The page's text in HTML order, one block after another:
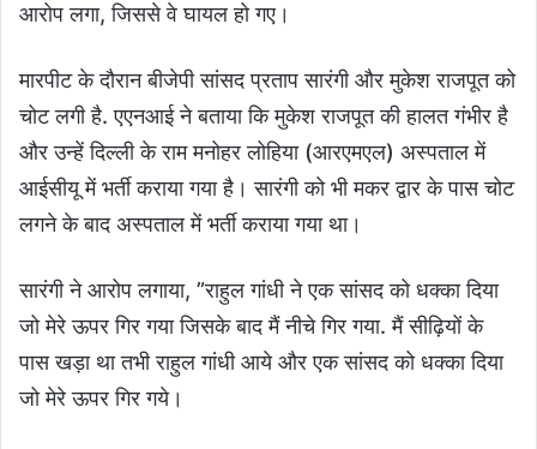
आरोप लगा, जिससे वे घायल हो गए।
मारपीट के दौरान बीजेपी सांसद प्रताप सारंगी और मुकेश राजपूत को
चोट लगी है. एएनआई ने बताया कि मुकेश राजपूत की हालत गंभीर है
और उन्हें दिल्ली के राम मनोहर लोहिया (आरएमएल) अस्पताल में
आईसीयू में भर्ती कराया गया है। सारंगी को भी मकर द्वार के पास चोट
लगने के बाद अस्पताल में भर्ती कराया गया था।
सारंगी ने आरोप लगाया, ”राहुल गांधी ने एक सांसद को धक्का दिया
जो मेरे ऊपर गिर गया जिसके बाद मैं नीचे गिर गया. मैं सीढ़ियों के
पास खड़ा था तभी राहुल गांधी आये और एक सांसद को धक्का दिया
जो मेरे ऊपर गिर गये।